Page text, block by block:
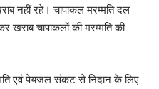
नहीं रहे। चापाकल मरम्मति दल
खराब चापाकलों की मरम्मति की
एवं पेयजल संकट से निदान के लिए